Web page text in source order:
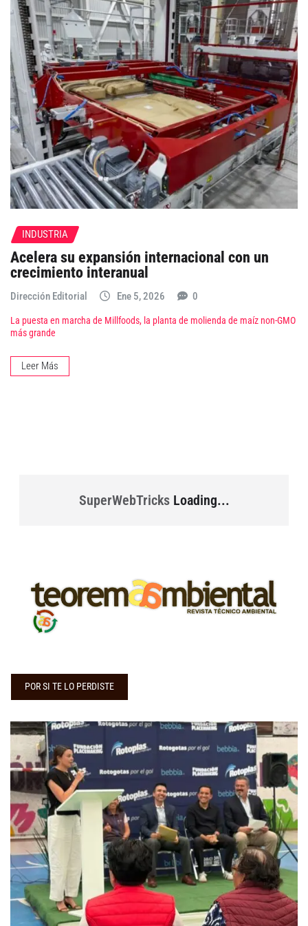
INDUSTRIA
Acelera su expansión internacional con un
crecimiento interanual
Dirección Editorial Ene 5, 2026 0
La puesta en marcha de Millfoods, la planta de molienda de maíz non-GMO
más grande
Leer Más
SuperWebTricksLoading...
POR SI TE LO PERDISTE